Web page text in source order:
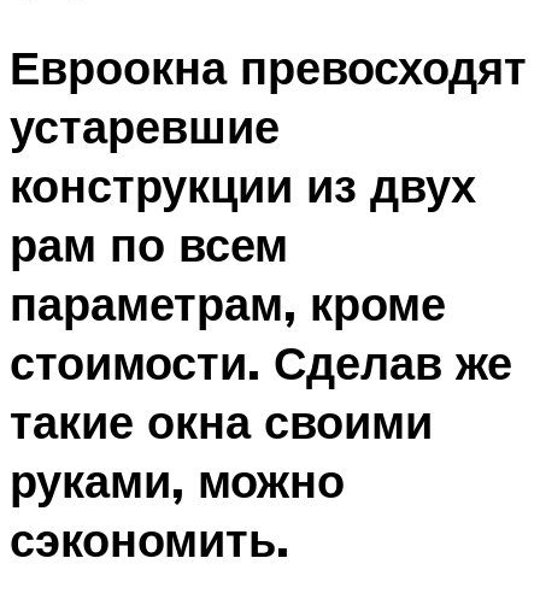
Евроокна превосходят
устаревшие
конструкции из двух
рам по всем
параметрам, кроме
стоимости. Сделав же
такие окна своими
руками, можно
сэкономить.